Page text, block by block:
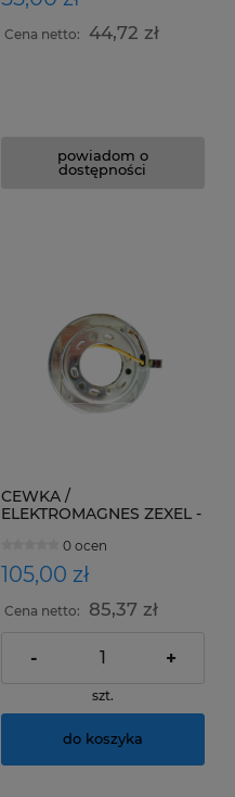
Cena netto: 44,72 zł
powiadom o
dostępności
CEWKA /
ELEKTROMAGNES ZEXEL -
0 ocen
105,00 zł
Cena netto: 85,37 zł
- +
szt.
do koszyka